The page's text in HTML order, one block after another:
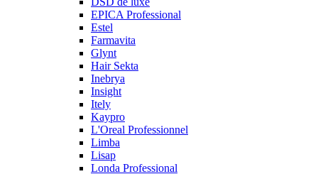
EPICA Professional
Estel
Farmavita
Glynt
Hair Sekta
Inebrya
Insight
Itely
Kaypro
L'Oreal Professionnel
Limba
Lisap
Londa Professional